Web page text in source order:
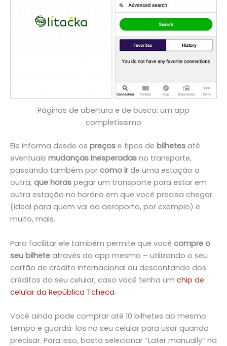
Páginas de abertura e de busca: um app
completíssimo
Ele informa desde os preços e tipos de bilhetes até
eventuais mudanças inesperadas no transporte,
passando também por como irde uma estação a
outra, que horas pegar um transporte para estar em
outra estação no horário em que você precisa chegar
(ideal para quem vai ao aeroporto, por exemplo) e
muito, mais.
Para facilitar ele também permite que você compre o
seu bilhete através do app mesmo – utilizando o seu
cartão de crédito internacional ou descontando dos
créditos do seu celular, caso você tenha um chip de
celular da República Tcheca.
Você ainda pode comprar até 10 bilhetes ao mesmo
tempo e guardá-los no seu celular para usar quando
precisar. Para isso, basta selecionar “Later manually” na